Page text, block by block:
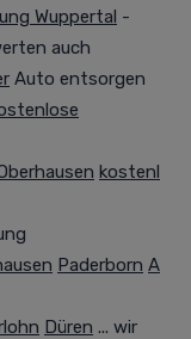
Wuppertal -
auch
Auto entsorgen
kostenl
Paderborn A
Düren ... wir